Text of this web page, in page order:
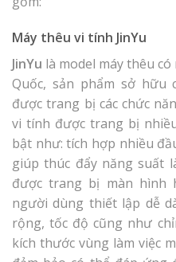
Máy thêu vi tính JinYu
JinYu là model máy thêu
Quốc, sản phẩm sở hữu
được trang bị các chức
vi tính được trang bị
bật như: tích hợp nhiều
giúp thúc đẩy năng suất
được trang bị màn hình
người dùng thiết lập dễ
rộng, tốc độ cũng như
kích thước vùng làm việc